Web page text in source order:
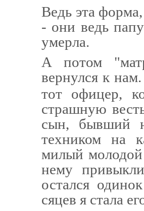
Ведь эта
- они ведь
умерла.
А потом
вернулся к
тот офицер,
страшную
сын, бывший
техником на
милый молодой
нему
остался
сяцев я стала